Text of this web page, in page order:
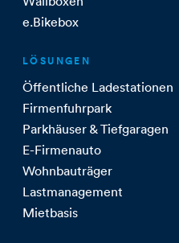
e.Bikebox
LÖSUNGEN
Öffentliche Ladestationen
Firmenfuhrpark
Parkhäuser & Tiefgaragen
E-Firmenauto
Wohnbauträger
Lastmanagement
Mietbasis